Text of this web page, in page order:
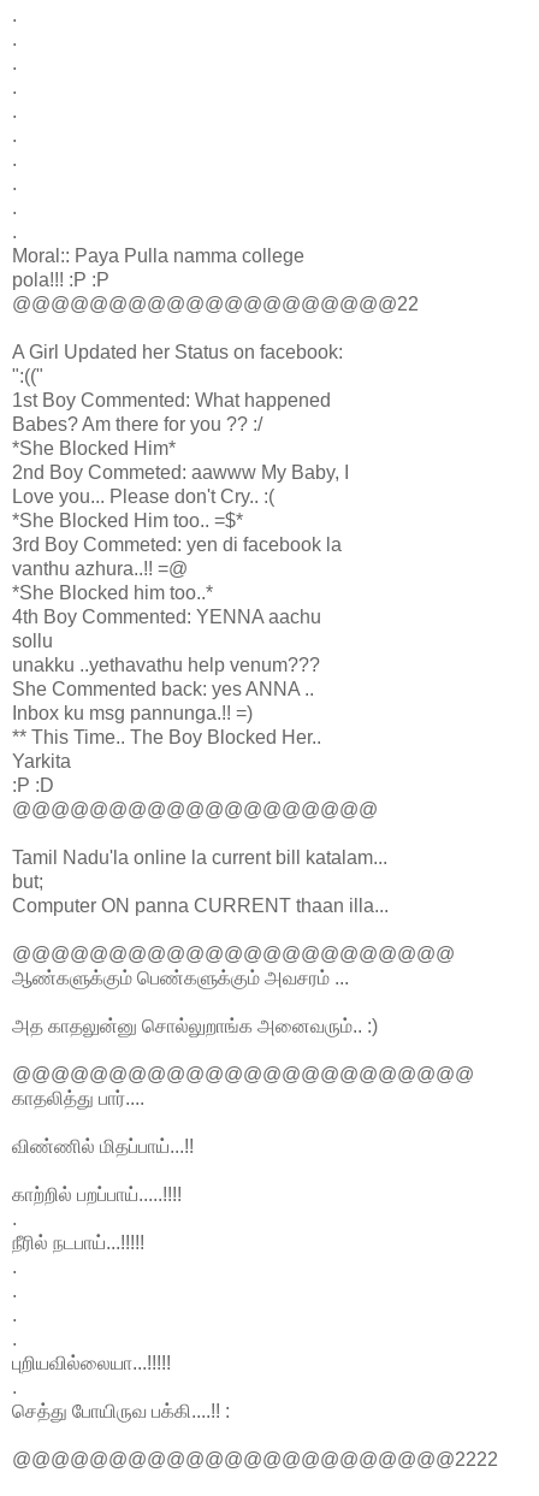
.
.
.
.
.
.
.
.
.
.
Moral:: Paya Pulla namma college
pola!!! :P :P
@@@@@@@@@@@@@@@@@@@@22
A Girl Updated her Status on facebook:
":(("
1st Boy Commented: What happened
Babes? Am there for you ?? :/
*She Blocked Him*
2nd Boy Commeted: aawww My Baby, I
Love you... Please don't Cry.. :(
*She Blocked Him too.. =$*
3rd Boy Commeted: yen di facebook la
vanthu azhura..!! =@
*She Blocked him too..*
4th Boy Commented: YENNA aachu
sollu
unakku ..yethavathu help venum???
She Commented back: yes ANNA ..
Inbox ku msg pannunga.!! =)
** This Time.. The Boy Blocked Her..
Yarkita
:P :D
@@@@@@@@@@@@@@@@@@@
Tamil Nadu'la online la current bill katalam...
but;
Computer ON panna CURRENT thaan illa...
@@@@@@@@@@@@@@@@@@@@@@@
ஆண்களுக்கும் பெண்களுக்கும் அவசரம் ...
அத காதலுன்னு சொல்லுறாங்க அனைவரும்.. :)
@@@@@@@@@@@@@@@@@@@@@@@@
காதலித்து பார்....
விண்ணில் மிதப்பாய்...!!
காற்றில் பறப்பாய்.....!!!!
.
நீரில் நடபாய்...!!!!!
.
.
.
.
புறியவில்லையா...!!!!!
.
செத்து போயிருவ பக்கி....!! :
@@@@@@@@@@@@@@@@@@@@@@@2222